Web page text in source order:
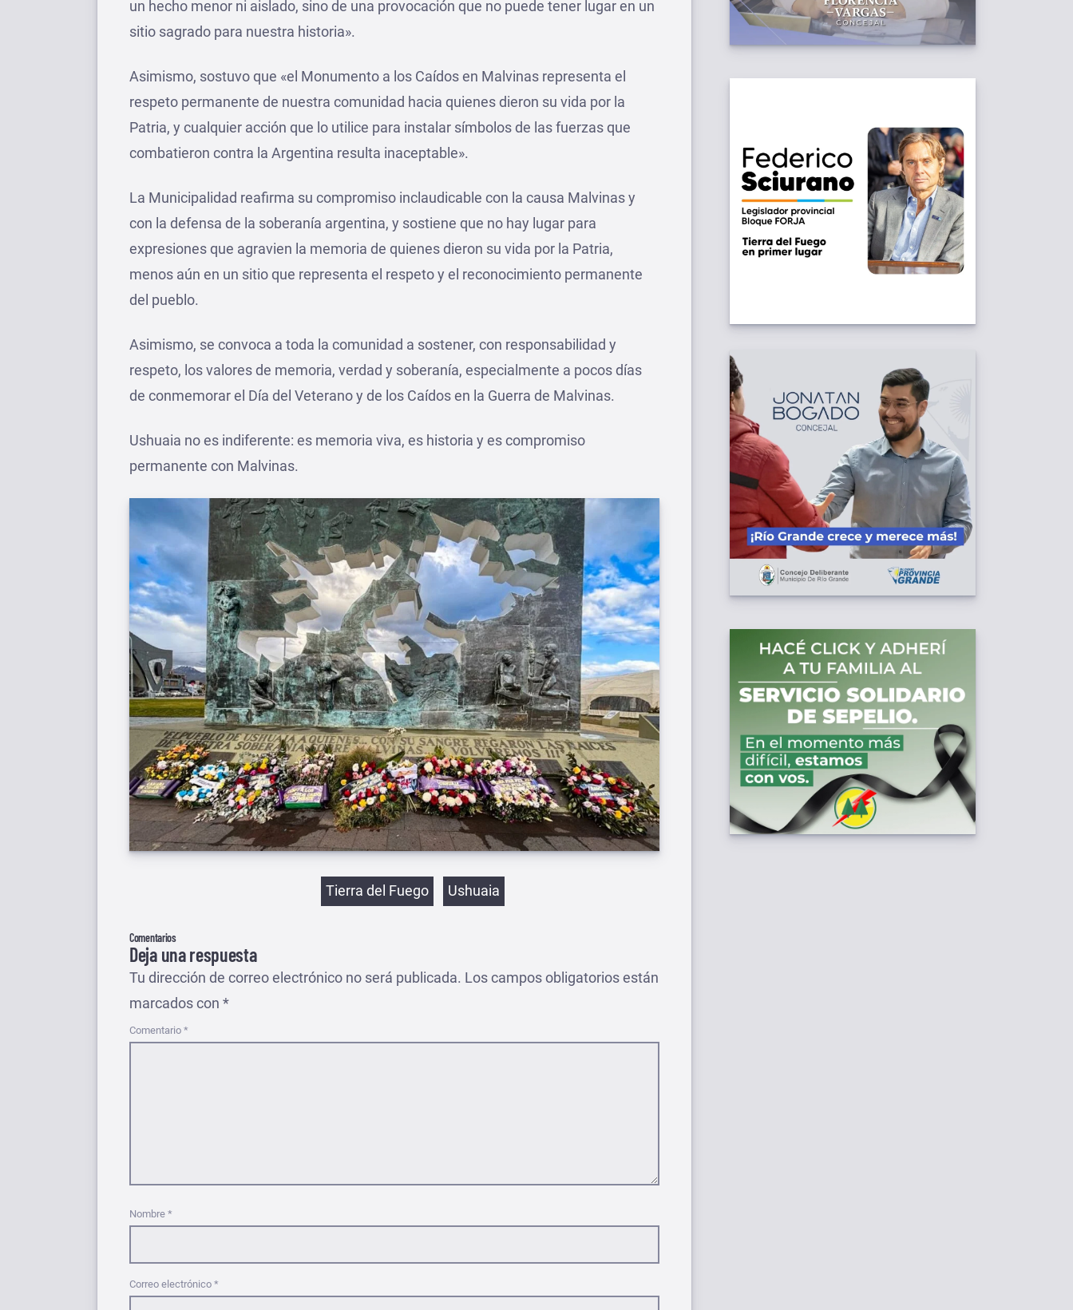
un hecho menor ni aislado, sino de una provocación que no puede tener lugar en un
sitio sagrado para nuestra historia».
Asimismo, sostuvo que «el Monumento a los Caídos en Malvinas representa el
respeto permanente de nuestra comunidad hacia quienes dieron su vida por la
Patria, y cualquier acción que lo utilice para instalar símbolos de las fuerzas que
combatieron contra la Argentina resulta inaceptable».
La Municipalidad reafirma su compromiso inclaudicable con la causa Malvinas y
con la defensa de la soberanía argentina, y sostiene que no hay lugar para
expresiones que agravien la memoria de quienes dieron su vida por la Patria,
menos aún en un sitio que representa el respeto y el reconocimiento permanente
del pueblo.
Asimismo, se convoca a toda la comunidad a sostener, con responsabilidad y
respeto, los valores de memoria, verdad y soberanía, especialmente a pocos días
de conmemorar el Día del Veterano y de los Caídos en la Guerra de Malvinas.
Ushuaia no es indiferente: es memoria viva, es historia y es compromiso
permanente con Malvinas.
Etiquetas
Tierra del Fuego Ushuaia
Comentarios
Deja una respuesta
Tu dirección de correo electrónico no será publicada. Los campos obligatorios están
marcados con *
Comentario *
Nombre *
Correo electrónico *